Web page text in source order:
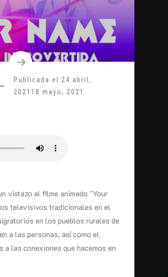
Publicada el 24 abril,
2021 18 mayo, 2021
vistazo al filme animado "Your
televisivos tradicionales en el
en los pueblos rurales de
a las personas, así como el
a las conexiones que hacemos en